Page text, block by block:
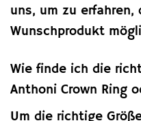
uns, um zu erfahren,
Wunschprodukt
Wie finde ich die
Anthoni Crown Ring
Um die richtige